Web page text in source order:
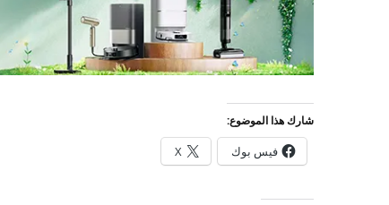
شارك هذا الموضوع:
فيس بوك X